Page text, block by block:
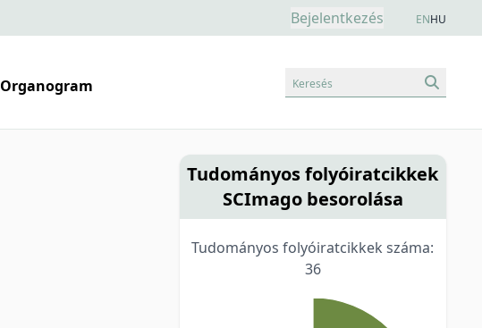
Bejelentkezés ENHU
Organogram Keresés
Tudományos folyóiratcikkek
SCImago besorolása
Tudományos folyóiratcikkek száma:
36